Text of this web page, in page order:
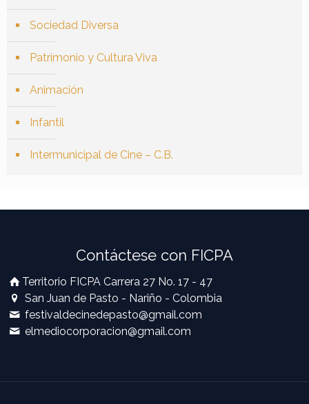
Sociedad Diversa
Patrimonio y Cultura Viva
Animación
Infantil
Intermunicipal de Cine – C.B.
Contáctese con FICPA
Territorio FICPA Carrera 27 No. 17 - 47
San Juan de Pasto - Nariño - Colombia
festivaldecinedepasto@gmail.com
elmediocorporacion@gmail.com